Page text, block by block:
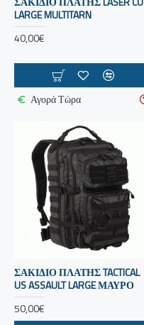
LARGE MULTITARN
40,00€
Αγορά Τώρα
ΣΑΚΙΔΙΟ ΠΛΑΤΗΣ TACTICAL
US ASSAULT LARGE ΜΑΥΡΟ
50,00€